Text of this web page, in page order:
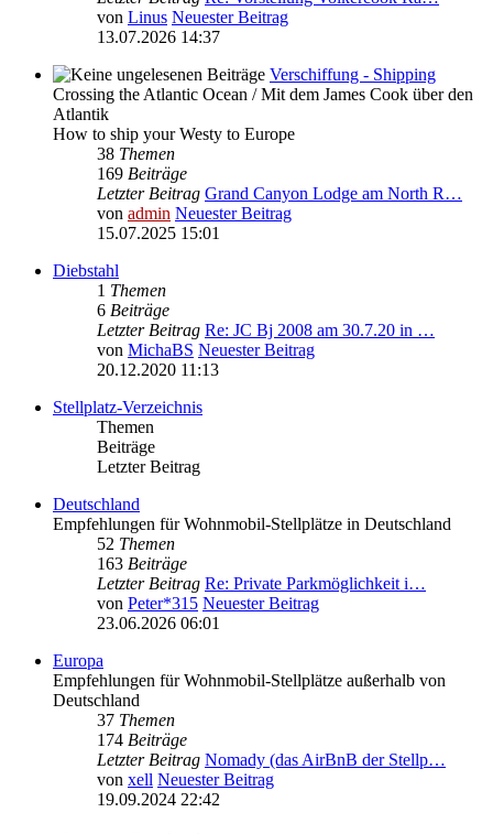
von Linus Neuester Beitrag
13.07.2026 14:37
Verschiffung - Shipping
Crossing the Atlantic Ocean / Mit dem James Cook über den
Atlantik
How to ship your Westy to Europe
38 Themen
169 Beiträge
Letzter Beitrag Grand Canyon Lodge am North R…
von admin Neuester Beitrag
15.07.2025 15:01
Diebstahl
1 Themen
6 Beiträge
Letzter Beitrag Re: JC Bj 2008 am 30.7.20 in …
von MichaBS Neuester Beitrag
20.12.2020 11:13
Stellplatz-Verzeichnis
Themen
Beiträge
Letzter Beitrag
Deutschland
Empfehlungen für Wohnmobil-Stellplätze in Deutschland
52 Themen
163 Beiträge
Letzter Beitrag Re: Private Parkmöglichkeit i…
von Peter*315 Neuester Beitrag
23.06.2026 06:01
Europa
Empfehlungen für Wohnmobil-Stellplätze außerhalb von
Deutschland
37 Themen
174 Beiträge
Letzter Beitrag Nomady (das AirBnB der Stellp…
von xell Neuester Beitrag
19.09.2024 22:42